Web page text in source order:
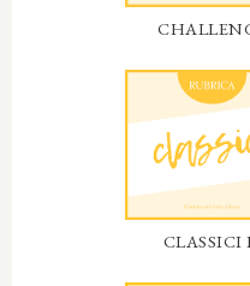
CLASSICI